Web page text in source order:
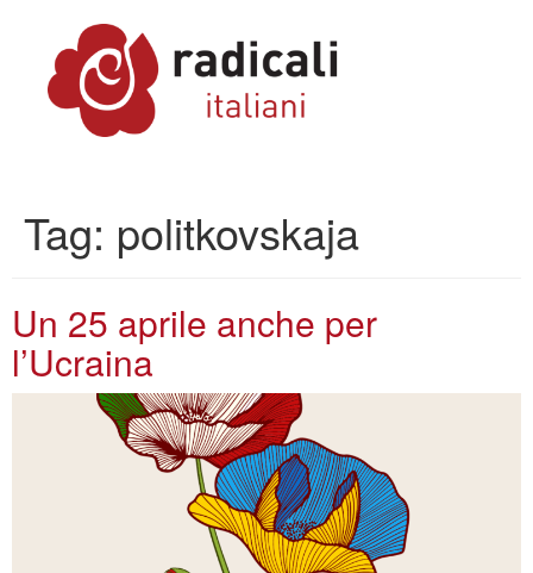
Tag: politkovskaja
Un 25 aprile anche per
l’Ucraina